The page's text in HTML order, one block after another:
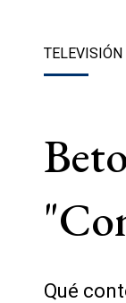
TELEVISIÓN
Qué